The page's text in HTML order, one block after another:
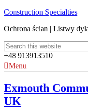
Construction Specialties
Ochrona ścian | Listwy
+48 913913510
Menu
Exmouth
UK